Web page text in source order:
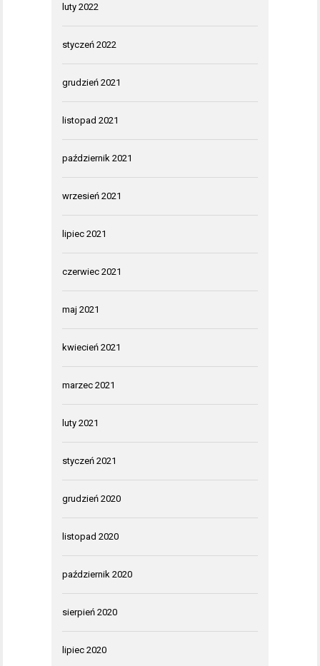
luty 2022
styczeń 2022
grudzień 2021
listopad 2021
październik 2021
wrzesień 2021
lipiec 2021
czerwiec 2021
maj 2021
kwiecień 2021
marzec 2021
luty 2021
styczeń 2021
grudzień 2020
listopad 2020
październik 2020
sierpień 2020
lipiec 2020